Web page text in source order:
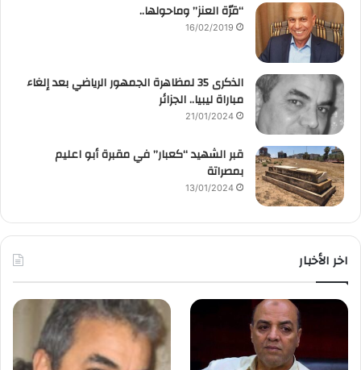
“قرّة العنز” وماحولها..
16/02/2019
الذكرى 35 لمظاهرة الجمهور الرياضي بعد إلغاء
مباراة ليبيا.. الجزائر
21/01/2024
قبر الشهيد “كعبار” في مقبرة أبو اعليم
بمصراتة
13/01/2024
اخر الأخبار